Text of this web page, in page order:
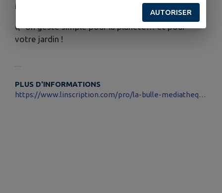
Médiathèque La Bulle – 03 26 24 54 90
🌿 Un geste simple pour la planète… et pour
votre jardin !
PLUS D'INFORMATIONS
https://www.linscription.com/pro/la-bulle-mediatheque.php
AUTORISER